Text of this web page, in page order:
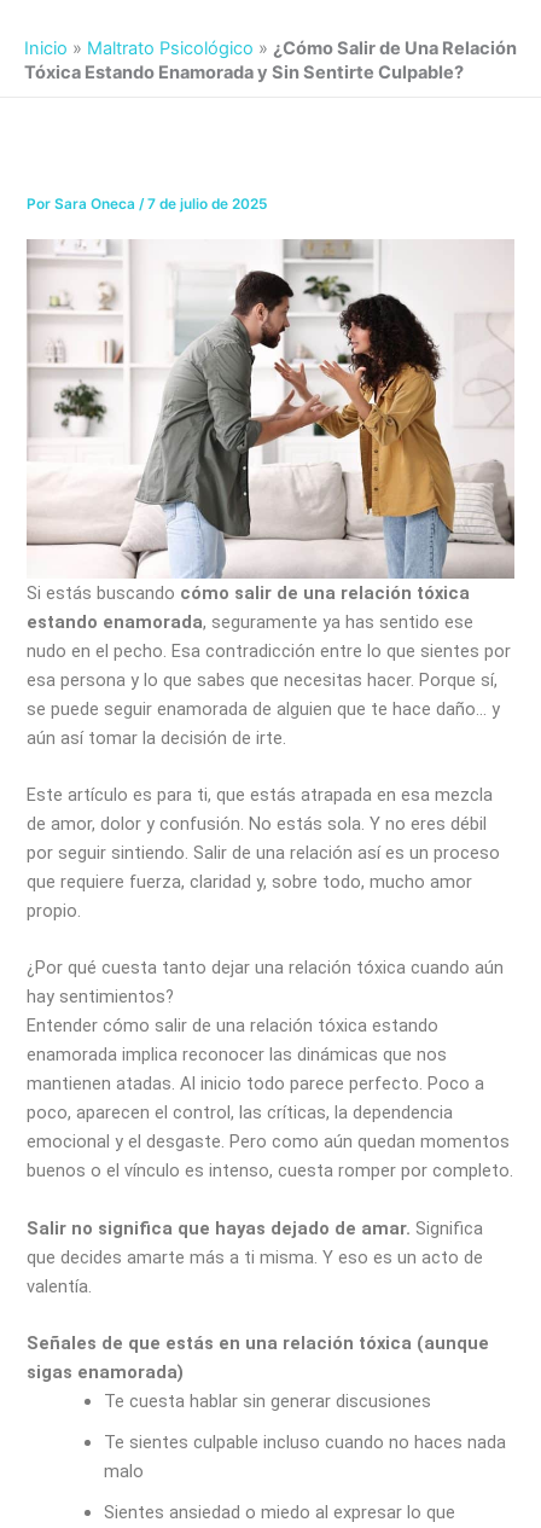
Inicio » Maltrato Psicológico » ¿Cómo Salir de Una Relación
Tóxica Estando Enamorada y Sin Sentirte Culpable?
PorSara Oneca/7 de julio de 2025
Si estás buscando cómo salir de una relación tóxica
estando enamorada, seguramente ya has sentido ese
nudo en el pecho. Esa contradicción entre lo que sientes por
esa persona y lo que sabes que necesitas hacer. Porque sí,
se puede seguir enamorada de alguien que te hace daño… y
aún así tomar la decisión de irte.
Este artículo es para ti, que estás atrapada en esa mezcla
de amor, dolor y confusión. No estás sola. Y no eres débil
por seguir sintiendo. Salir de una relación así es un proceso
que requiere fuerza, claridad y, sobre todo, mucho amor
propio.
¿Por qué cuesta tanto dejar una relación tóxica cuando aún
hay sentimientos?
Entender cómo salir de una relación tóxica estando
enamorada implica reconocer las dinámicas que nos
mantienen atadas. Al inicio todo parece perfecto. Poco a
poco, aparecen el control, las críticas, la dependencia
emocional y el desgaste. Pero como aún quedan momentos
buenos o el vínculo es intenso, cuesta romper por completo.
Salir no significa que hayas dejado de amar. Significa
que decides amarte más a ti misma. Y eso es un acto de
valentía.
Señales de que estás en una relación tóxica (aunque
sigas enamorada)
Te cuesta hablar sin generar discusiones
Te sientes culpable incluso cuando no haces nada
malo
Sientes ansiedad o miedo al expresar lo que